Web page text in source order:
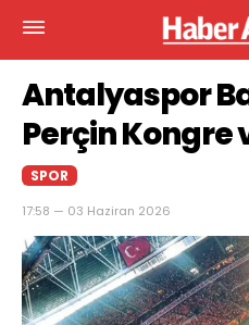
Antalyaspor
Perçin Kongre
SPOR
17:58 — 03 Haziran 2026